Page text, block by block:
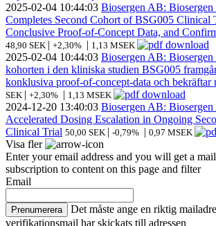
2025-02-04 10:44:03 Biosergen AB: Biosergen
Completes Second Cohort of BSG005 Clinical
Conclusive Proof-of-Concept Data, and
48,90 SEK | +2,30% | 1,13 MSEK
2025-02-04 10:44:03 Biosergen AB: Biosergen
kohorten i den kliniska studien BSG005
konklusiva proof-of-concept-data och bekräftar
SEK | +2,30% | 1,13 MSEK
2024-12-20 13:40:03 Biosergen AB: Biosergen
Accelerated Dosing Escalation in Ongoing
Clinical Trial 50,00 SEK | -0,79% | 0,97 MSEK
Visa fler
Enter your email address and you will get a
subscription to content on this page and filter
Email
Prenumerera Det måste ange en riktig
verifikationsmail har skickats till adressen